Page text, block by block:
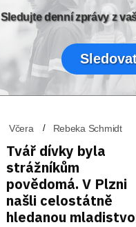
Sledujte denní zprávy z
Včera Rebeka Schmidt
Tvář dívky byla
strážníkům
povědomá. V Plzni
našli celostátně
hledanou